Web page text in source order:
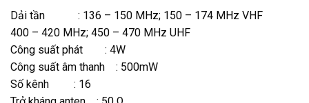
Dải tần : 136 – 150 MHz; 150 – 174 MHz VHF
400 – 420 MHz; 450 – 470 MHz UHF
Công suất phát : 4W
Công suất âm thanh : 500mW
Số kênh : 16